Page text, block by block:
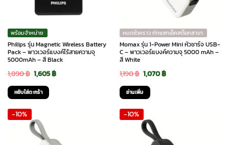
พร้อมจำหน่าย
Philips รุ่น Magnetic Wireless Battery
Pack – พาวเวอร์แบงค์ไร้สายความจุ
5000mAh – สี Black
1,890฿ Original
price
was:
1,605฿Current
หยิบใส่ตะกร้า
หมดชั่วคราว ทักแชทเช็คสต๊อกสาขา
Momax รุ่น 1-Power Mini หัวชาร์จ USB-
C – พาวเวอร์แบงค์ความจุ 5000 mAh –
สี White
1,190฿ Original
price
was:
1,190 ฿.
1,070฿Current
อ่านเพิ่ม
-10% -10%